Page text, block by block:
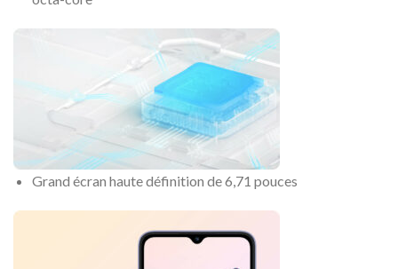
Grand écran haute définition de 6,71 pouces